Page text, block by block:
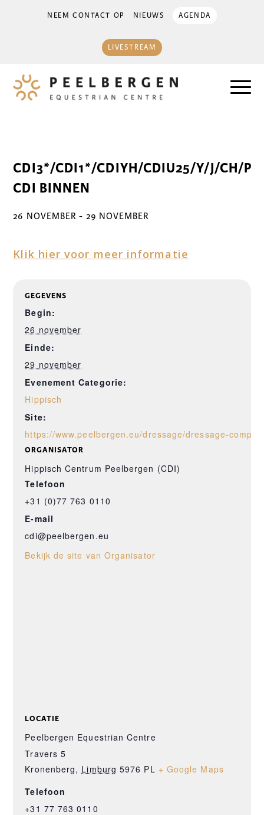
NEEM CONTACT OP NIEUWS AGENDA
LIVESTREAM
CDI3*/CDI1*/CDIYH/CDIU25/Y/J/CH/P
CDI BINNEN
26 NOVEMBER - 29 NOVEMBER
Klik hier voor meer informatie
GEGEVENS
Begin:
26 november
Einde:
29 november
Evenement Categorie:
Hippisch
Site:
https://www.peelbergen.eu/dressage/dressage-
ORGANISATOR
Hippisch Centrum Peelbergen (CDI)
Telefoon
+31 (0)77 763 0110
E-mail
cdi@peelbergen.eu
Bekijk de site van Organisator
LOCATIE
Peelbergen Equestrian Centre
Travers 5
Kronenberg, Limburg 5976 PL + Google Maps
Telefoon
+31 77 763 0110